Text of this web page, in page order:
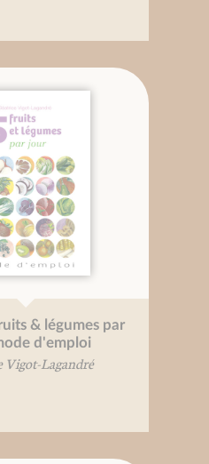
& légumes par
d'emploi
Vigot-Lagandré